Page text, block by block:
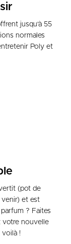
jusqu'à 55
normales
Poly et
(pot de
venir) et est
? Faites
votre nouvelle
voilà !